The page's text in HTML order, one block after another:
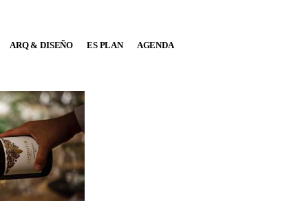
ARQ & DISEÑO ES PLAN AGENDA